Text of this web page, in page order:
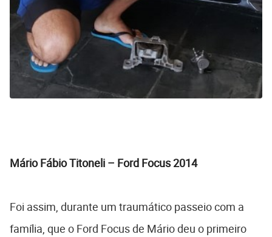
Mário Fábio Titoneli – Ford Focus 2014
Foi assim, durante um traumático passeio com a
família, que o Ford Focus de Mário deu o primeiro